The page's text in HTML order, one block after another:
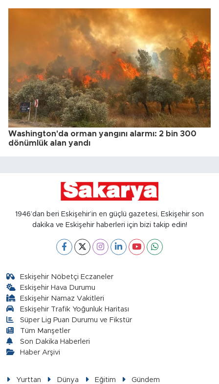
Washington'da orman yangını alarmı: 2 bin 300
dönümlük alan yandı
1946’dan beri Eskişehir’in en güçlü gazetesi, Eskişehir son
dakika ve Eskişehir haberleri için bizi takip edin!
Eskişehir Nöbetçi Eczaneler
Eskişehir Hava Durumu
Eskişehir Namaz Vakitleri
Eskişehir Trafik Yoğunluk Haritası
Süper Lig Puan Durumu ve Fikstür
Tüm Manşetler
Son Dakika Haberleri
Haber Arşivi
Yurttan Dünya Eğitim Gündem